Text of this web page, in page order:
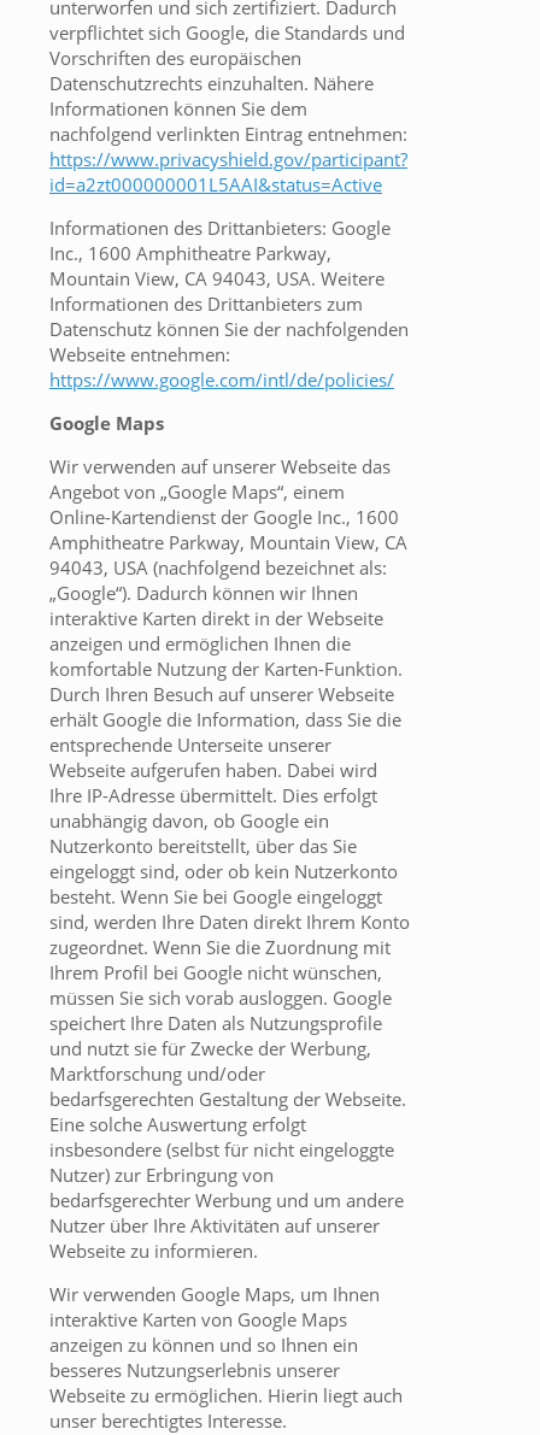
unterworfen und sich zertifiziert. Dadurch
verpflichtet sich Google, die Standards und
Vorschriften des europäischen
Datenschutzrechts einzuhalten. Nähere
Informationen können Sie dem
nachfolgend verlinkten Eintrag entnehmen:
https://www.privacyshield.gov/participant?
id=a2zt000000001L5AAI&status=Active
Informationen des Drittanbieters: Google
Inc., 1600 Amphitheatre Parkway,
Mountain View, CA 94043, USA. Weitere
Informationen des Drittanbieters zum
Datenschutz können Sie der nachfolgenden
Webseite entnehmen:
https://www.google.com/intl/de/policies/
Google Maps
Wir verwenden auf unserer Webseite das
Angebot von „Google Maps“, einem
Online-Kartendienst der Google Inc., 1600
Amphitheatre Parkway, Mountain View, CA
94043, USA (nachfolgend bezeichnet als:
„Google“). Dadurch können wir Ihnen
interaktive Karten direkt in der Webseite
anzeigen und ermöglichen Ihnen die
komfortable Nutzung der Karten-Funktion.
Durch Ihren Besuch auf unserer Webseite
erhält Google die Information, dass Sie die
entsprechende Unterseite unserer
Webseite aufgerufen haben. Dabei wird
Ihre IP-Adresse übermittelt. Dies erfolgt
unabhängig davon, ob Google ein
Nutzerkonto bereitstellt, über das Sie
eingeloggt sind, oder ob kein Nutzerkonto
besteht. Wenn Sie bei Google eingeloggt
sind, werden Ihre Daten direkt Ihrem Konto
zugeordnet. Wenn Sie die Zuordnung mit
Ihrem Profil bei Google nicht wünschen,
müssen Sie sich vorab ausloggen. Google
speichert Ihre Daten als Nutzungsprofile
und nutzt sie für Zwecke der Werbung,
Marktforschung und/oder
bedarfsgerechten Gestaltung der Webseite.
Eine solche Auswertung erfolgt
insbesondere (selbst für nicht eingeloggte
Nutzer) zur Erbringung von
bedarfsgerechter Werbung und um andere
Nutzer über Ihre Aktivitäten auf unserer
Webseite zu informieren.
Wir verwenden Google Maps, um Ihnen
interaktive Karten von Google Maps
anzeigen zu können und so Ihnen ein
besseres Nutzungserlebnis unserer
Webseite zu ermöglichen. Hierin liegt auch
unser berechtigtes Interesse.